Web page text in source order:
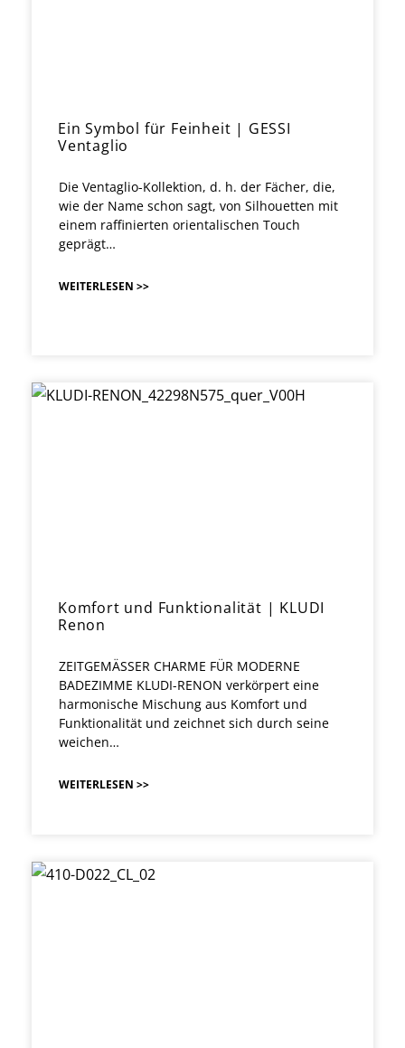
Ein Symbol für Feinheit | GESSI
Ventaglio
Die Ventaglio-Kollektion, d. h. der Fächer, die,
wie der Name schon sagt, von Silhouetten mit
einem raffinierten orientalischen Touch
geprägt…
WEITERLESEN >>
Komfort und Funktionalität | KLUDI
Renon
ZEITGEMÄSSER CHARME FÜR MODERNE
BADEZIMME KLUDI-RENON verkörpert eine
harmonische Mischung aus Komfort und
Funktionalität und zeichnet sich durch seine
weichen…
WEITERLESEN >>